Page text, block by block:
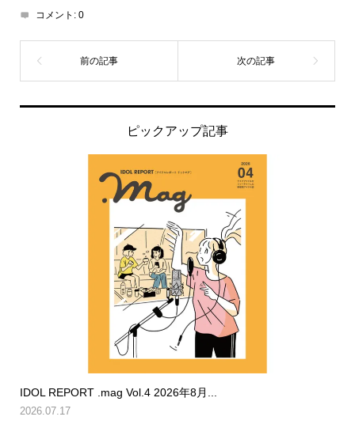
コメント: 0
ピックアップ記事
IDOL REPORT .mag Vol.4 2026年8月...
2026.07.17